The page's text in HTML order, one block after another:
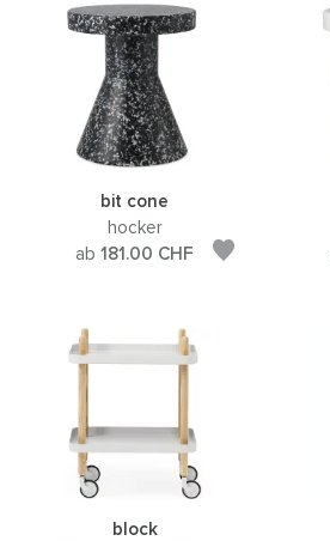
bit cone
hocker
ab 181.00 CHF
block